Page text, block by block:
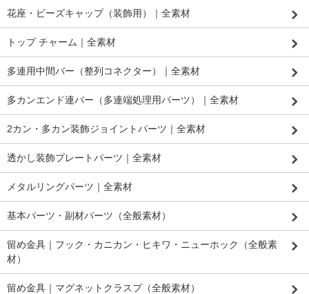
花座・ビーズキャップ（装飾用）｜全素材
トップ チャーム｜全素材
多連用中間バー（整列コネクター）｜全素材
多カンエンド連バー（多連端処理用パーツ）｜全素材
2カン・多カン装飾ジョイントパーツ｜全素材
透かし装飾プレートパーツ｜全素材
メタルリングパーツ｜全素材
基本パーツ・副材パーツ（全般素材）
留め金具｜フック・カニカン・ヒキワ・ニューホック（全般素
材）
留め金具｜マグネットクラスプ（全般素材）